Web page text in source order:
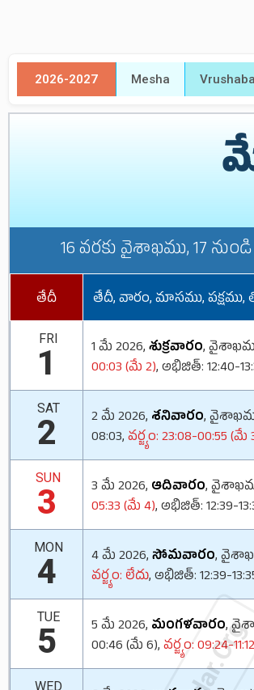
2026-2027 Mesha Vrushaba
16 వరకు వైశాఖము, 17
తేదీ తేదీ, వారం, మాసము, పక్షము,
FRI
1 1 మే 2026, శుక్రవారం, వైశాఖము,
00:03 (మే 2), అభిజిత్: 12:40-
SAT
2 2 మే 2026, శనివారం,
08:03, వర్జ్యం: 23:08-00:55 (మే
SUN
3 3 మే 2026, ఆదివారం,
05:33 (మే 4), అభిజిత్: 12:39-
MON
4 4 మే 2026, సోమవారం,
వర్జ్యం: లేదు, అభిజిత్: 12:39-
TUE
5 5 మే 2026, మంగళవారం,
00:46 (మే 6), వర్జ్యం: 09:24-
WED